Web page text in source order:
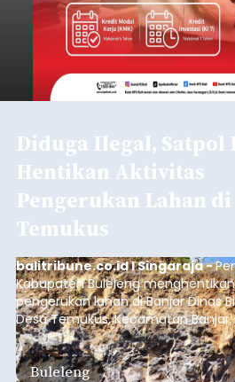
Diduga Ilegal, Satpol
Hentikan Aktivitas
Pengerukan Lahan di
Temukus
balitribune.co.id I Singaraja -
Kabupaten Buleleng
pengerukan lahan di Banjar Dinas
Desa Temukus, Kecamatan
ditemukan indikasi kegiatan
material yang tidak sesuai dengan
kawasan.
Buleleng